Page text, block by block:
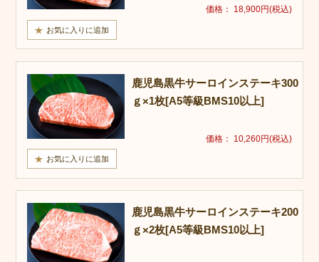
価格： 18,900円(税込)
鹿児島黒牛サーロインステーキ300
ｇ×1枚[A5等級BMS10以上]
価格： 10,260円(税込)
鹿児島黒牛サーロインステーキ200
ｇ×2枚[A5等級BMS10以上]